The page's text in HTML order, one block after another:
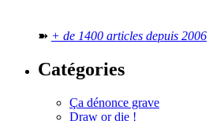
➽ + de 1400 articles depuis 2006
Catégories
Ça dénonce grave
Draw or die !